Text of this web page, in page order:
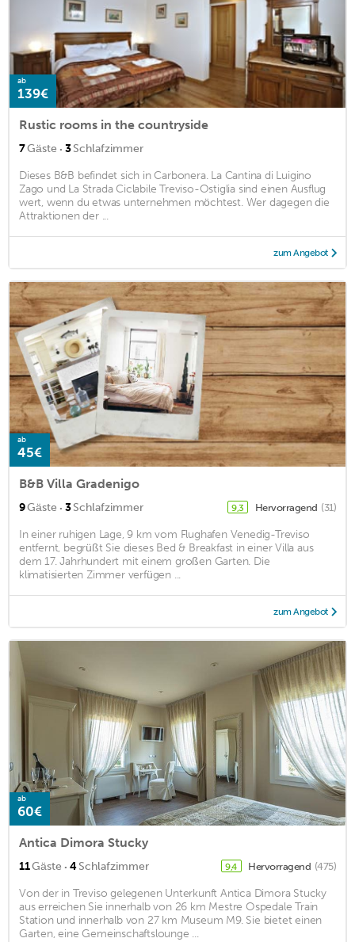
ab
139€
Rustic rooms in the countryside
7Gäste · 3Schlafzimmer
Dieses B&B befindet sich in Carbonera. La Cantina di Luigino
Zago und La Strada Ciclabile Treviso-Ostiglia sind einen Ausflug
wert, wenn du etwas unternehmen möchtest. Wer dagegen die
Attraktionen der ...
zum Angebot
ab
45€
B&B Villa Gradenigo
9Gäste · 3Schlafzimmer 9,3 Hervorragend (31)
In einer ruhigen Lage, 9 km vom Flughafen Venedig-Treviso
entfernt, begrüßt Sie dieses Bed & Breakfast in einer Villa aus
dem 17. Jahrhundert mit einem großen Garten. Die
klimatisierten Zimmer verfügen ...
zum Angebot
ab
60€
Antica Dimora Stucky
11Gäste · 4Schlafzimmer 9,4 Hervorragend (475)
Von der in Treviso gelegenen Unterkunft Antica Dimora Stucky
aus erreichen Sie innerhalb von 26 km Mestre Ospedale Train
Station und innerhalb von 27 km Museum M9. Sie bietet einen
Garten, eine Gemeinschaftslounge ...